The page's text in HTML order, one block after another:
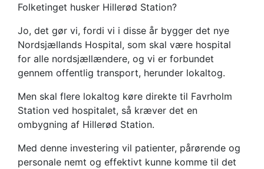
Folketinget husker Hillerød Station?
Jo, det gør vi, fordi vi i disse år bygger det nye
Nordsjællands Hospital, som skal være hospital
for alle nordsjællændere, og vi er forbundet
gennem offentlig transport, herunder lokaltog.
Men skal flere lokaltog køre direkte til Favrholm
Station ved hospitalet, så kræver det en
ombygning af Hillerød Station.
Med denne investering vil patienter, pårørende og
personale nemt og effektivt kunne komme til det